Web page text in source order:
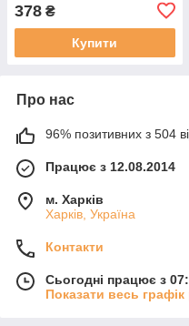
378 ₴
Купити
Про нас
96% позитивних з 504
Працює з 12.08.2014
м. Харків
Харків, Україна
Контакти
Сьогодні працює з
Показати весь